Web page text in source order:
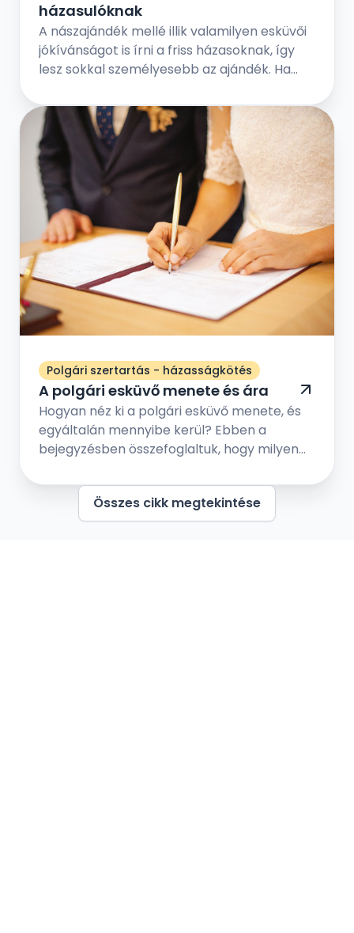
házasulóknak
A nászajándék mellé illik valamilyen esküvői
jókívánságot is írni a friss házasoknak, így
lesz sokkal személyesebb az ajándék. Ha
foghatod személyesre is az esküvői
gratulációt. De ha nincs írói vénád, akkor
máshonnan is inspirálódhatsz.
Polgári szertartás - házasságkötés
A polgári esküvő menete és ára
Hogyan néz ki a polgári esküvő menete, és
egyáltalán mennyibe kerül? Ebben a
bejegyzésben összefoglaltuk, hogy milyen
esküvőn kimondhassátok egymásnak a
boldogító igent szeretteitek és barátaitok
társaságában. Nézzük meg melyek a
Összes cikk megtekintése